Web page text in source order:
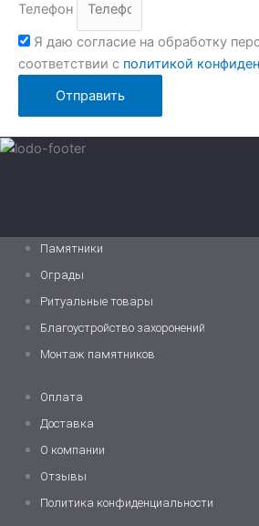
Телефон
Я даю согласие на обработку
соответствии с политикой
Отправить
Памятники
Ограды
Ритуальные товары
Благоустройство захоронений
Монтаж памятников
Оплата
Доставка
О компании
Отзывы
Политика конфиденциальности